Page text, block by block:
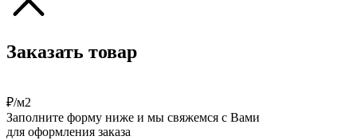
Заказать товар
₽/м2
Заполните форму ниже и мы свяжемся с Вами
для оформления заказа